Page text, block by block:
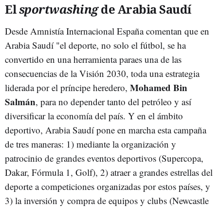
Elsportwashingde Arabia Saudí
Desde Amnistía Internacional España comentan que en
Arabia Saudí "el deporte, no solo el fútbol, se ha
convertido en una herramienta paraes una de las
consecuencias de la Visión 2030, toda una estrategia
liderada por el príncipe heredero, Mohamed Bin
Salmán, para no depender tanto del petróleo y así
diversificar la economía del país. Y en el ámbito
deportivo, Arabia Saudí pone en marcha esta campaña
de tres maneras: 1) mediante la organización y
patrocinio de grandes eventos deportivos (Supercopa,
Dakar, Fórmula 1, Golf), 2) atraer a grandes estrellas del
deporte a competiciones organizadas por estos países, y
3) la inversión y compra de equipos y clubs (Newcastle